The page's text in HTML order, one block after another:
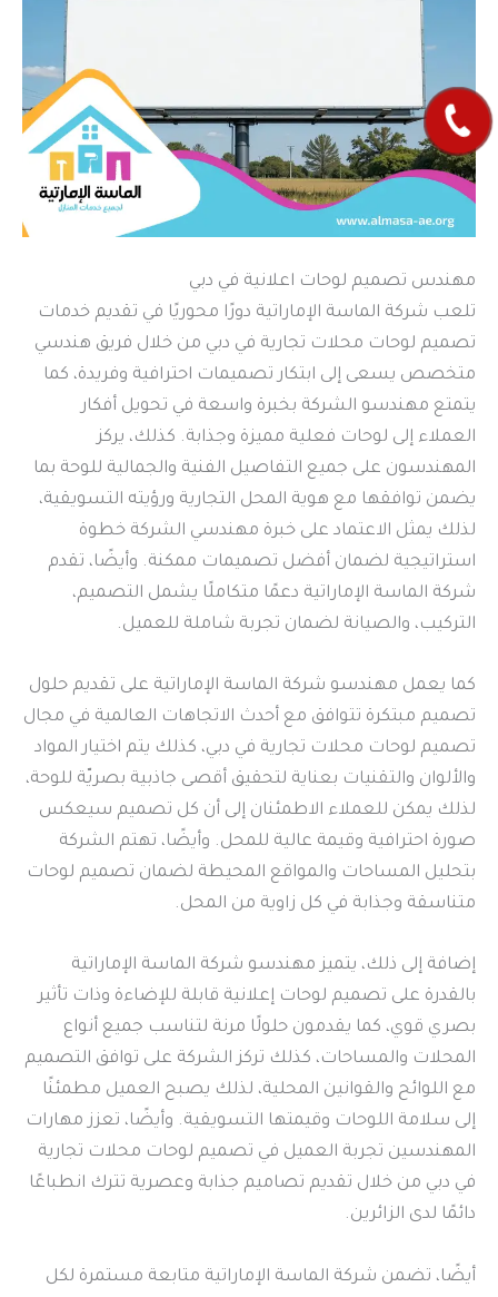
مهندس تصميم لوحات اعلانية في دبي
تلعب شركة الماسة الإماراتية دورًا محوريًا في تقديم خدمات
تصميم لوحات محلات تجارية في دبي من خلال فريق هندسي
متخصص يسعى إلى ابتكار تصميمات احترافية وفريدة، كما
يتمتع مهندسو الشركة بخبرة واسعة في تحويل أفكار
العملاء إلى لوحات فعلية مميزة وجذابة. كذلك، يركز
المهندسون على جميع التفاصيل الفنية والجمالية للوحة بما
يضمن توافقها مع هوية المحل التجارية ورؤيته التسويقية،
لذلك يمثل الاعتماد على خبرة مهندسي الشركة خطوة
استراتيجية لضمان أفضل تصميمات ممكنة. وأيضًا، تقدم
شركة الماسة الإماراتية دعمًا متكاملًا يشمل التصميم،
التركيب، والصيانة لضمان تجربة شاملة للعميل.
كما يعمل مهندسو شركة الماسة الإماراتية على تقديم حلول
تصميم مبتكرة تتوافق مع أحدث الاتجاهات العالمية في مجال
تصميم لوحات محلات تجارية في دبي، كذلك يتم اختيار المواد
والألوان والتقنيات بعناية لتحقيق أقصى جاذبية بصريّة للوحة،
لذلك يمكن للعملاء الاطمئنان إلى أن كل تصميم سيعكس
صورة احترافية وقيمة عالية للمحل. وأيضًا، تهتم الشركة
بتحليل المساحات والمواقع المحيطة لضمان تصميم لوحات
متناسقة وجذابة في كل زاوية من المحل.
إضافة إلى ذلك، يتميز مهندسو شركة الماسة الإماراتية
بالقدرة على تصميم لوحات إعلانية قابلة للإضاءة وذات تأثير
بصري قوي، كما يقدمون حلولًا مرنة لتناسب جميع أنواع
المحلات والمساحات، كذلك تركز الشركة على توافق التصميم
مع اللوائح والقوانين المحلية، لذلك يصبح العميل مطمئنًا
إلى سلامة اللوحات وقيمتها التسويقية. وأيضًا، تعزز مهارات
المهندسين تجربة العميل في تصميم لوحات محلات تجارية
في دبي من خلال تقديم تصاميم جذابة وعصرية تترك انطباعًا
دائمًا لدى الزائرين.
أيضًا، تضمن شركة الماسة الإماراتية متابعة مستمرة لكل